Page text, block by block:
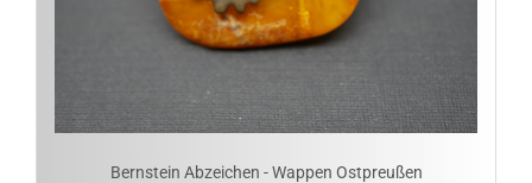
Bernstein Abzeichen - Wappen Ostpreußen